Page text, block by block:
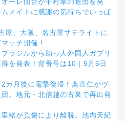
メイトに感謝の気持ちでいっぱ
屋、大阪、名古屋サテライトに
ッチ開催！
ブラジルから助っ人外国人ガブリ
を発表！背番号は10｜5月5日
2カ月後に電撃復帰！奥直仁がヴ
。地元・北信越の古巣で再出発
里緒が負傷により離脱。池内天紀